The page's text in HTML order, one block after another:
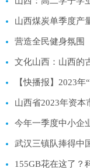
山西煤炭单季度产
营造全民健身氛
文化山西：山西的
【快播报】2023
山西省2023年资本
今年一季度中小企
武汉三镇队捧得中
155GB花在这了？